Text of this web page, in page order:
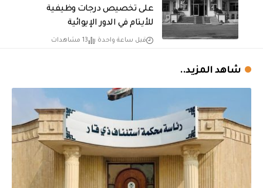
على تخصيص درجات وظيفية
للأيتام في الدور الإيوائية
قبل ساعة واحدة 13 مشاهدات
شاهد المزيد..